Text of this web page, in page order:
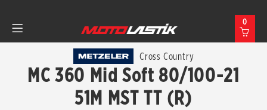
0
Cross Country
MC 360 Mid Soft 80/100-21
51M MST TT (R)